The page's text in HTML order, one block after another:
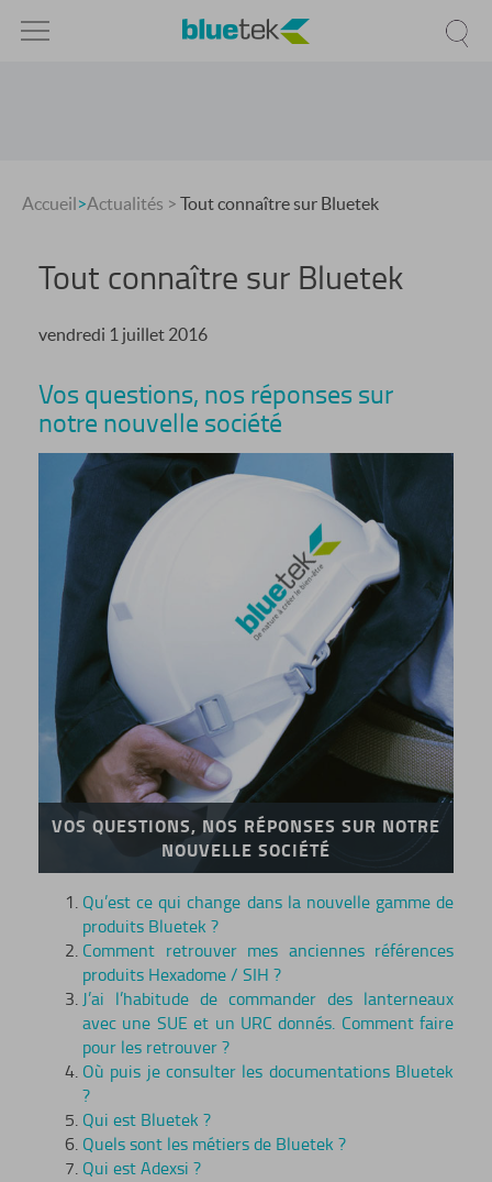
Accueil>Actualités > Tout connaître sur Bluetek
Tout connaître sur Bluetek
vendredi 1 juillet 2016
Vos questions, nos réponses sur
notre nouvelle société
VOS QUESTIONS, NOS RÉPONSES SUR NOTRE
NOUVELLE SOCIÉTÉ
Qu’est ce qui change dans la nouvelle gamme de
produits Bluetek ?
Comment retrouver mes anciennes références
produits Hexadome / SIH ?
J’ai l’habitude de commander des lanterneaux
avec une SUE et un URC donnés. Comment faire
pour les retrouver ?
Où puis je consulter les documentations Bluetek
?
Qui est Bluetek ?
Quels sont les métiers de Bluetek ?
Qui est Adexsi ?